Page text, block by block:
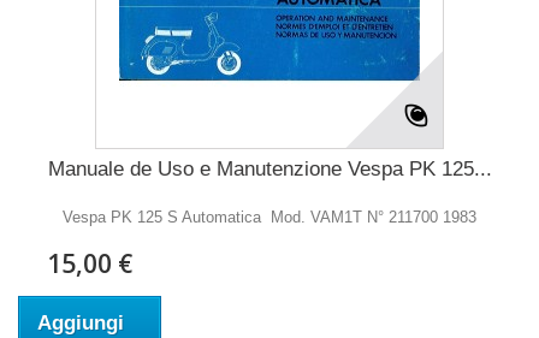
Manuale de Uso e Manutenzione Vespa PK 125...
Vespa PK 125 S Automatica Mod. VAM1T N° 211700 1983
15,00 €
Aggiungi